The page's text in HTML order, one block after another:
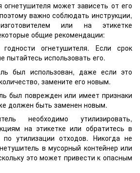
огнетушителя может зависеть от его
важно соблюдать инструкции,
или на этикетке
общие рекомендации:
огнетушителя. Если срок
пытайтесь использовать его.
был использован, даже если это
замените его новым.
был поврежден или имеет признаки
должен быть заменен новым.
необходимо утилизировать,
на этикетке или обратитесь в
утилизации отходов. Никогда не
в мусорный контейнер или
это может привести к опасным